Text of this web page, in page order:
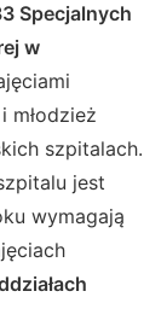
Specjalnych
w
młodzież
szpitalach.
jest
wymagają